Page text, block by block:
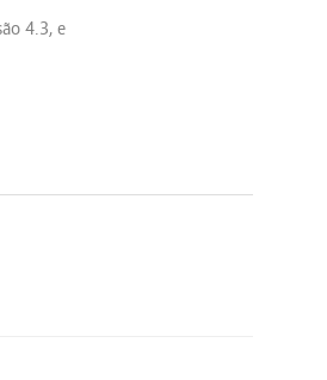
4.3, e